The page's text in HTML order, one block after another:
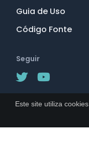
Este site utiliza cookies
Guia de Uso
Código Fonte
Seguir